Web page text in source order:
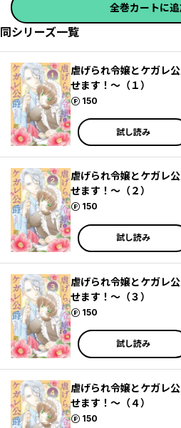
全巻カートに
同シリーズ一覧
虐げられ令嬢とケガレ
せます！～（１）
150
ポイント
試し読み
虐げられ令嬢とケガレ
せます！～（２）
150
ポイント
試し読み
虐げられ令嬢とケガレ
せます！～（３）
150
ポイント
試し読み
虐げられ令嬢とケガレ
せます！～（４）
150
ポイント